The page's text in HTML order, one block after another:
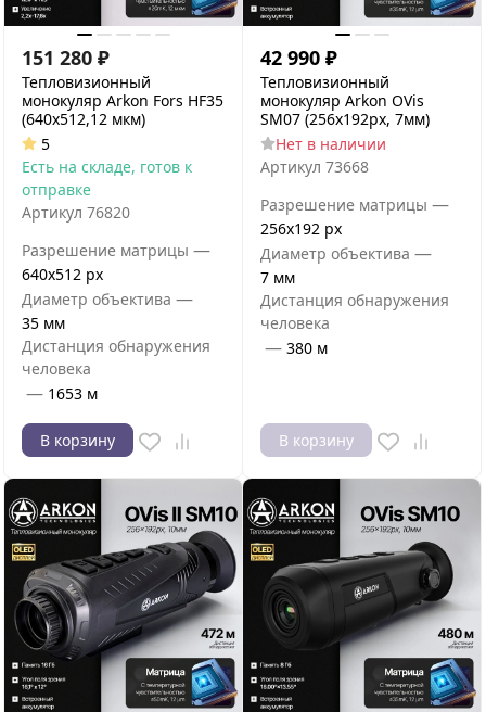
151 280 ₽
Тепловизионный
монокуляр Arkon Fors HF35
(640х512,12 мкм)
5
Есть на складе, готов к
отправке
Артикул 76820
Разрешение матрицы —
640x512 px
Диаметр объектива —
35 мм
Дистанция обнаружения
человека
— 1653 м
В корзину
42 990 ₽
Тепловизионный
монокуляр Arkon OVis
SM07 (256x192px, 7мм)
Нет в наличии
Артикул 73668
Разрешение матрицы —
256x192 px
Диаметр объектива —
7 мм
Дистанция обнаружения
человека
— 380 м
В корзину